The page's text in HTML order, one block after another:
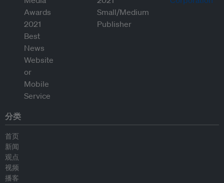
分类
首页
新闻
观点
视频
播客